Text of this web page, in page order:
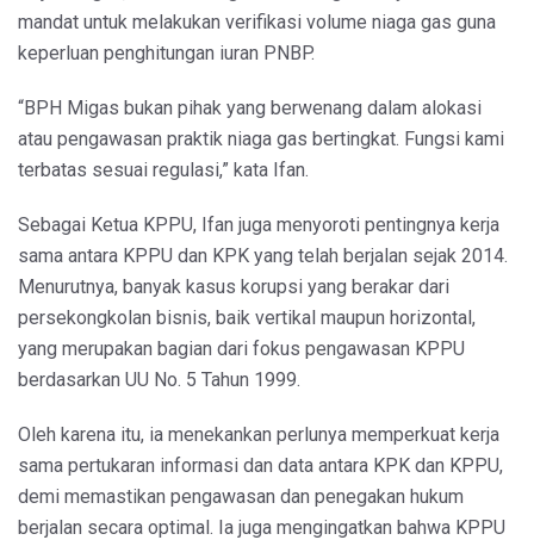
mandat untuk melakukan verifikasi volume niaga gas guna
keperluan penghitungan iuran PNBP.
“BPH Migas bukan pihak yang berwenang dalam alokasi
atau pengawasan praktik niaga gas bertingkat. Fungsi kami
terbatas sesuai regulasi,” kata Ifan.
Sebagai Ketua KPPU, Ifan juga menyoroti pentingnya kerja
sama antara KPPU dan KPK yang telah berjalan sejak 2014.
Menurutnya, banyak kasus korupsi yang berakar dari
persekongkolan bisnis, baik vertikal maupun horizontal,
yang merupakan bagian dari fokus pengawasan KPPU
berdasarkan UU No. 5 Tahun 1999.
Oleh karena itu, ia menekankan perlunya memperkuat kerja
sama pertukaran informasi dan data antara KPK dan KPPU,
demi memastikan pengawasan dan penegakan hukum
berjalan secara optimal. Ia juga mengingatkan bahwa KPPU